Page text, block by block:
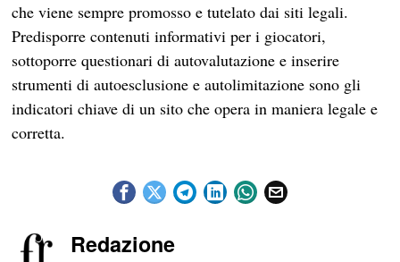
che viene sempre promosso e tutelato dai siti legali.
Predisporre contenuti informativi per i giocatori,
sottoporre questionari di autovalutazione e inserire
strumenti di autoesclusione e autolimitazione sono gli
indicatori chiave di un sito che opera in maniera legale e
corretta.
Redazione